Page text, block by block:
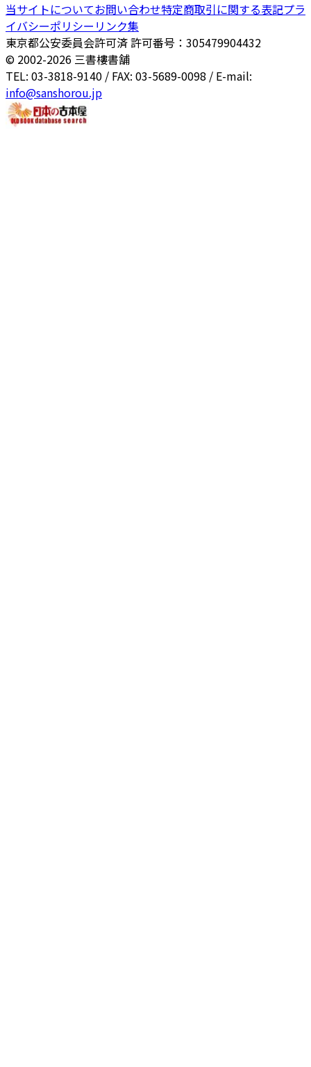
当サイトについてお問い合わせ特定商取引に関する表記プラ
イバシーポリシー リンク集
東京都公安委員会許可済 許可番号：305479904432
© 2002-2026 三書樓書舗
TEL: 03-3818-9140 / FAX: 03-5689-0098 / E-mail:
info@sanshorou.jp